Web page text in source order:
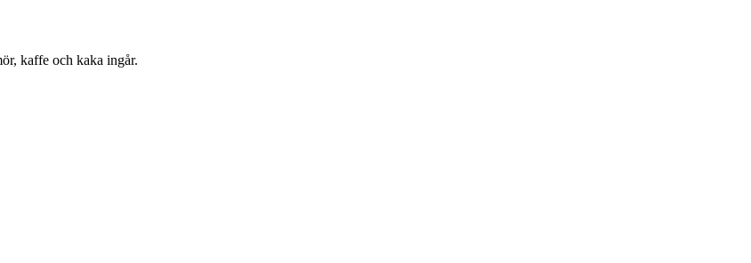
kaffe och kaka ingår.